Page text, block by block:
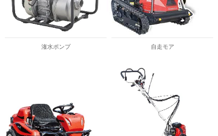
潅水ポンプ 自走モア